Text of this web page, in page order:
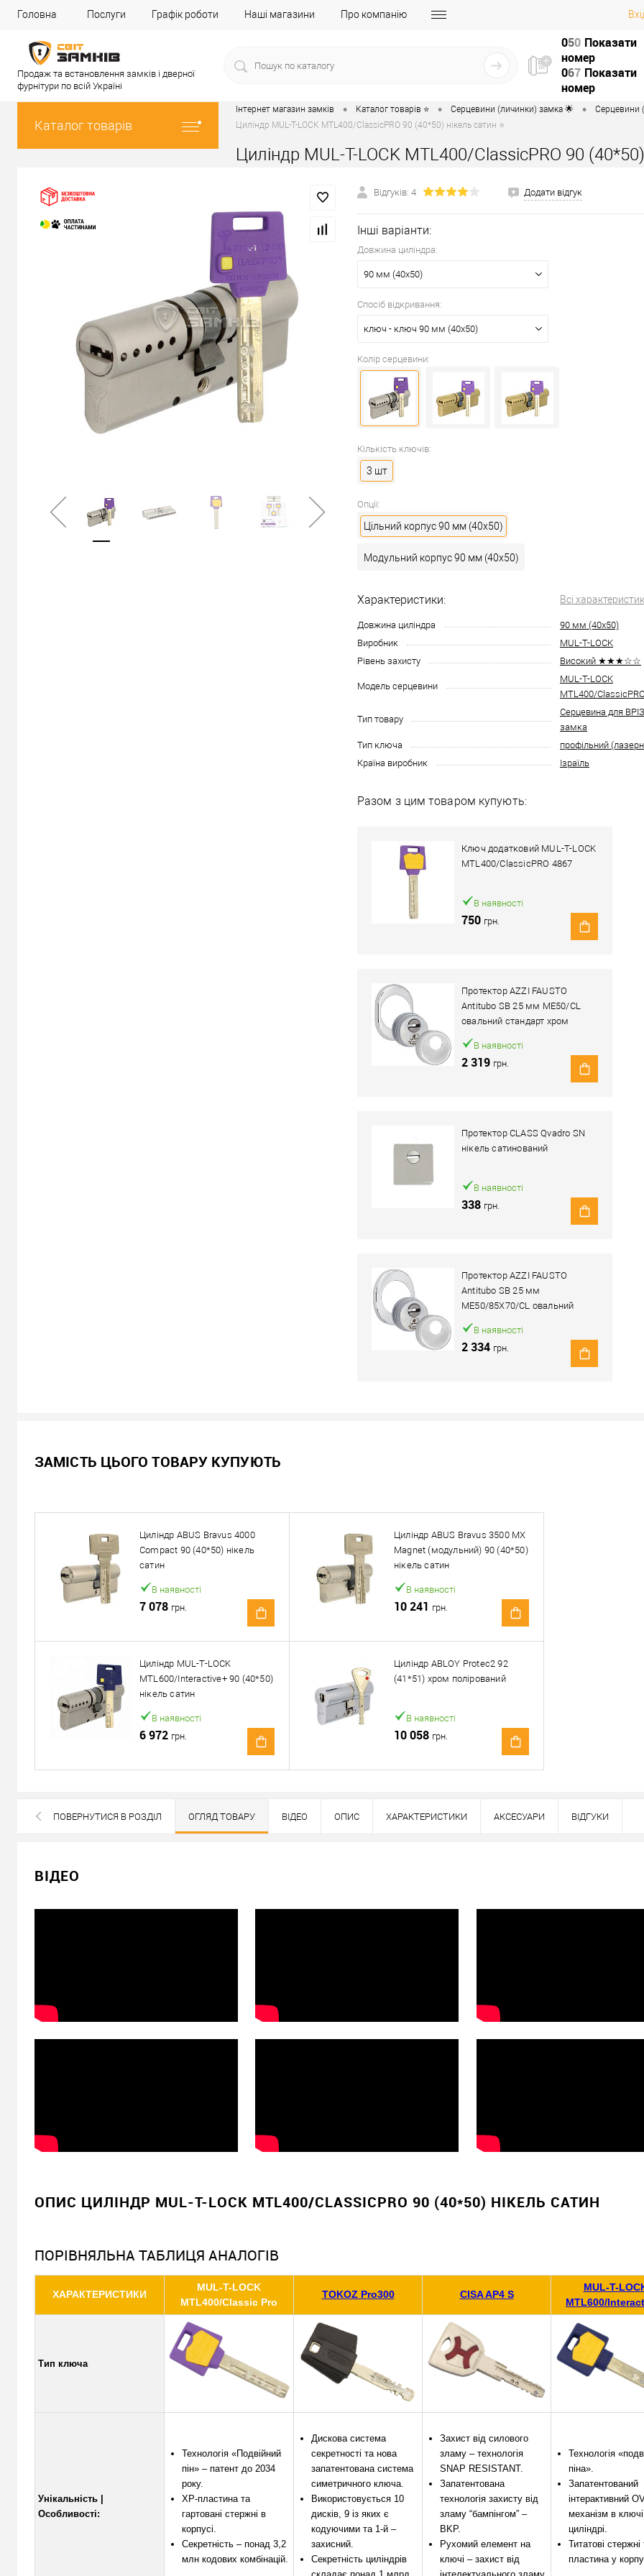
Головна Послуги Графік роботи Наші магазини Про компанію
Продаж та встановлення замків і дверної
фурнітури по всій Україні
050 Показати
номер
067 Показати
номер
Каталог товарів
Інтернет магазин замків • Каталог товарів ⭐ • Серцевини (личинки) замка 🌟 • Серцевини
Циліндр MUL-T-LOCK MTL400/ClassicPRO 90 (40*50) нікель сатин ⭐
Циліндр MUL-T-LOCK MTL400/ClassicPRO 90
Відгуків: 4 Додати відгук
Інші варіанти:
Довжина циліндра:
90 мм (40x50)
Спосіб відкривання:
ключ - ключ 90 мм (40x50)
Колір серцевини:
Кількість ключів:
3 шт
Опції:
Цільний корпус 90 мм (40x50)
Модульний корпус 90 мм (40x50)
Характеристики: Всі
Довжина циліндра
90 мм (40x50)
Виробник
MUL-T-LOCK
Рівень захисту
Високий ★★★☆☆
Модель серцевини
MUL-T-LOCK
MTL400/ClassicPRO
Тип товару
Серцевина для
замка
Тип ключа
профільний
Країна виробник
Ізраїль
Разом з цим товаром купують:
Ключ додатковий MUL-T-LOCK
MTL400/ClassicPRO 4867
В наявності
750 грн.
Протектор AZZI FAUSTO
Antitubo SB 25 мм ME50/CL
овальний стандарт хром
полірований
В наявності
2 319 грн.
Протектор CLASS Qvadro SN
нікель сатинований
В наявності
338 грн.
Протектор AZZI FAUSTO
Antitubo SB 25 мм
ME50/85X70/CL овальний
широкий хром полірований
В наявності
2 334 грн.
Кількість:
У кошик Купити в 1 клік
Можемо встановити цей товар. Деталі запитуйте у менеджера.
Оплата
Доставка серцевин від 4000 грн здійснюється безкоштовно
«Новою Поштою» по Україні
Самовивіз
Мінімальна сума замовлення 400 грн
Доставка накладеним платежем від 400 грн
ЗАМІСТЬ ЦЬОГО ТОВАРУ КУПУЮТЬ
Циліндр ABUS Bravus 4000
Compact 90 (40*50) нікель
сатин
В наявності
7 078 грн.
Циліндр ABUS Bravus 3500 MX
Magnet (модульний) 90 (40*50)
нікель сатин
В наявності
10 241 грн.
Циліндр MUL-T-LOCK
MTL600/Interactive+ 90 (40*50)
нікель сатин
В наявності
6 972 грн.
Циліндр ABLOY Protec2 92
(41*51) хром полірований
В наявності
10 058 грн.
ПОВЕРНУТИСЯ В РОЗДІЛ ОГЛЯД ТОВАРУ ВІДЕО ОПИС ХАРАКТЕРИСТИКИ АКСЕСУАРИ ВІДГУКИ
ВІДЕО
ОПИС ЦИЛІНДР MUL-T-LOCK MTL400/CLASSICPRO 90 (40*50) НІКЕЛЬ САТИН
ПОРІВНЯЛЬНА ТАБЛИЦЯ АНАЛОГІВ
ХАРАКТЕРИСТИКИ
MUL-T-LOCK
MTL400/Classic Pro
TOKOZ Pro300 CISA AP4 S
MUL-T-
MTL600/
Тип ключа
Унікальність |
Особливості:
Технологія «Подвійний
пін» – патент до 2034
року.
XP-пластина та
гартовані стержні в
корпусі.
Секретність – понад 3,2
млн кодових комбінацій.
Дискова система
секретності та нова
запатентована система
симетричного ключа.
Використовується 10
дисків, 9 із яких є
кодуючими та 1-й –
захисний.
Секретність циліндрів
Захист від силового
зламу – технологія
SNAP RESISTANT.
Запатентована
технологія захисту від
зламу “бампінгом” –
BKP.
Рухомий елемент на
ключі – захист від
Технологія
піна».
Запатентований
інтерактивний
механізм в
циліндрі.
Титатові
пластина у